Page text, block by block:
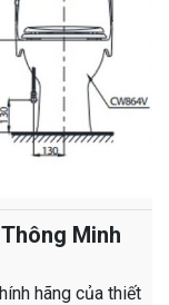
Minh
hãng của thiết